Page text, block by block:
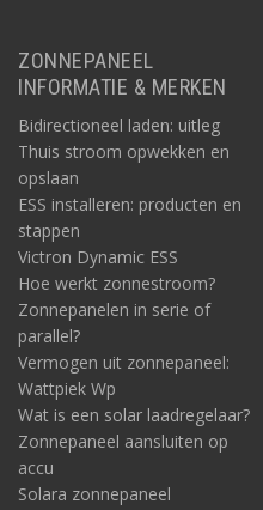
ZONNEPANEEL
INFORMATIE & MERKEN
Bidirectioneel laden: uitleg
Thuis stroom opwekken en
opslaan
ESS installeren: producten en
stappen
Victron Dynamic ESS
Hoe werkt zonnestroom?
Zonnepanelen in serie of
parallel?
Vermogen uit zonnepaneel:
Wattpiek Wp
Wat is een solar laadregelaar?
Zonnepaneel aansluiten op
accu
Solara zonnepaneel